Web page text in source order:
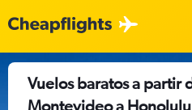
Vuelos baratos a partir
Montevideo a Honolulu